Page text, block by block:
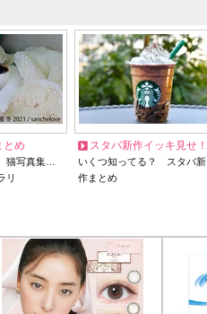
とめ
猫写真集…
リ
スタバ新作イッキ見せ！
いくつ知ってる？ スタバ新
作まとめ